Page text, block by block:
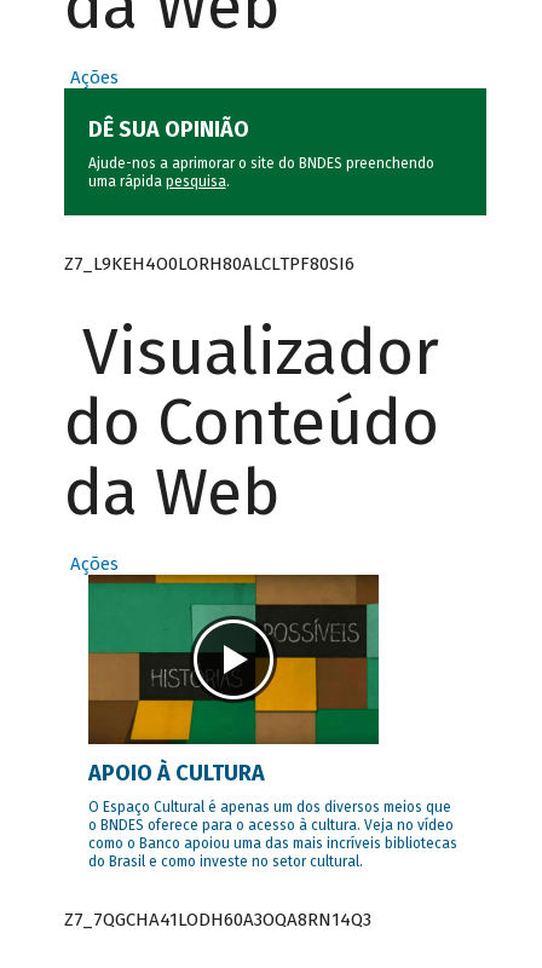
Ações
DÊ SUA OPINIÃO
Ajude-nos a aprimorar o site do BNDES preenchendo
uma rápida pesquisa.
Z7_L9KEH4O0LORH80ALCLTPF80SI6
Visualizador
do Conteúdo
da Web
Ações
APOIO À CULTURA
O Espaço Cultural é apenas um dos diversos meios que
o BNDES oferece para o acesso à cultura. Veja no vídeo
como o Banco apoiou uma das mais incríveis bibliotecas
do Brasil e como investe no setor cultural.
Z7_7QGCHA41LODH60A3OQA8RN14Q3